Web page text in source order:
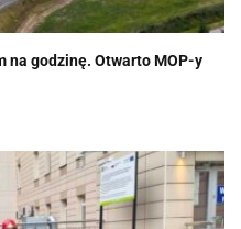
na godzinę. Otwarto MOP-y